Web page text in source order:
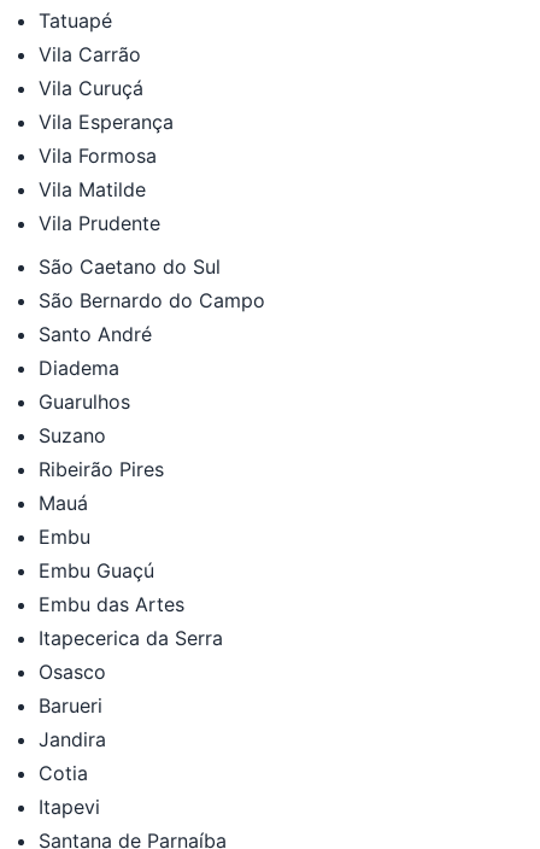
Tatuapé
Vila Carrão
Vila Curuçá
Vila Esperança
Vila Formosa
Vila Matilde
Vila Prudente
São Caetano do Sul
São Bernardo do Campo
Santo André
Diadema
Guarulhos
Suzano
Ribeirão Pires
Mauá
Embu
Embu Guaçú
Embu das Artes
Itapecerica da Serra
Osasco
Barueri
Jandira
Cotia
Itapevi
Santana de Parnaíba